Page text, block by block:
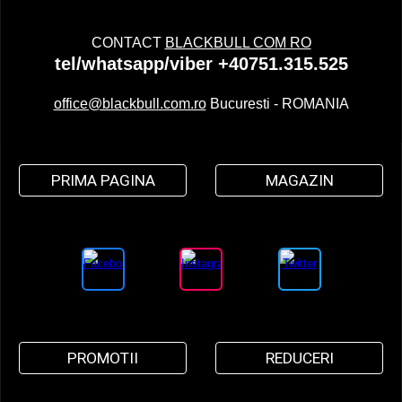
CONTACT BLACKBULL COM RO
tel/whatsapp/viber +40751.315.525
office@blackbull.com.roBucuresti - ROMANIA
PRIMA PAGINA MAGAZIN
PROMOTII REDUCERI